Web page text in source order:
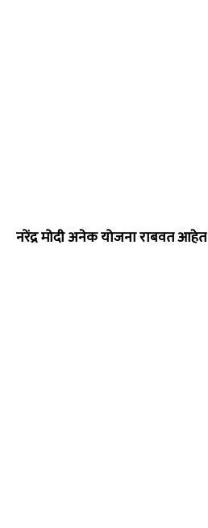
नरेंद्र मोदी अनेक योजना राबवत आहेत